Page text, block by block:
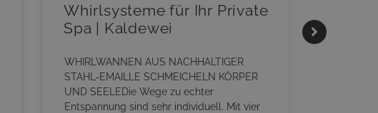
Whirlsysteme für Ihr Private
Spa | Kaldewei
WHIRLWANNEN AUS NACHHALTIGER
STAHL-EMAILLE SCHMEICHELN KÖRPER
UND SEELEDie Wege zu echter
Entspannung sind sehr individuell. Mit vier